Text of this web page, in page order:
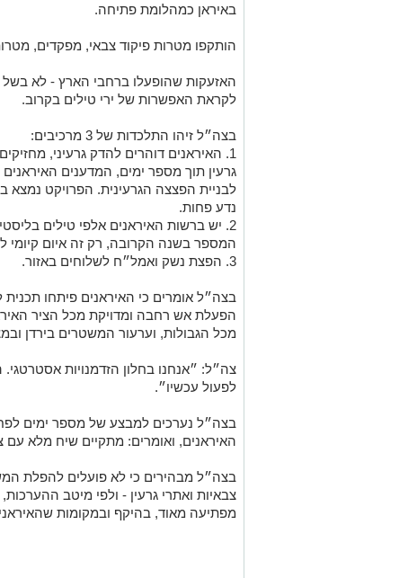
באיראן כמהלומת פתיחה.
הותקפו מטרות פיקוד צבאי, מפקדים,
האזעקות שהופעלו ברחבי הארץ - לא בשל
לקראת האפשרות של ירי טילים בקרוב.
בצה״ל זיהו התלכדות של 3 מרכיבים:
גרעין תוך מספר ימים, המדענים
לבניית הפצצה הגרעינית. הפרויקט
נדע פחות.
2. יש ברשות האיראנים אלפי טילים
המספר בשנה הקרובה, רק זה איום קיומי
3. הפצת נשק ואמל״ח לשלוחים באזור.
בצה״ל אומרים כי האיראנים פיתחו
הפעלת אש רחבה ומדויקת מכל הציר
מכל הגבולות, וערעור המשטרים בירדן
צה״ל: ״אנחנו בחלון הזדמנויות אסטרטגי.
לפעול עכשיו״.
בצה״ל נערכים למבצע של מספר ימים
האיראנים, ואומרים: מתקיים שיח מלא
בצה״ל מבהירים כי לא פועלים להפלת
צבאיות ואתרי גרעין - ולפי מיטב
מפתיעה מאוד, בהיקף ובמקומות